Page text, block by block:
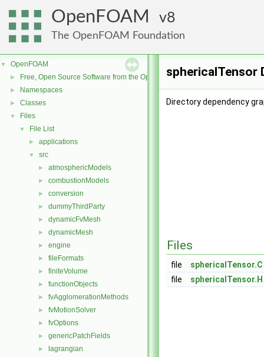
OpenFOAM 8
The OpenFOAM Foundation
▼ OpenFOAM
► Free, Open Source Software from the OpenFOAM Foundation
► Namespaces
► Classes
▼ Files
▼ File List
► applications
▼ src
► atmosphericModels
► combustionModels
► conversion
► dummyThirdParty
► dynamicFvMesh
► dynamicMesh
► engine
► fileFormats
► finiteVolume
► functionObjects
► fvAgglomerationMethods
► fvMotionSolver
► fvOptions
► genericPatchFields
► lagrangian
sphericalTensor
Directory dependency
Files
file
sphericalTensor.C
file
sphericalTensor.H